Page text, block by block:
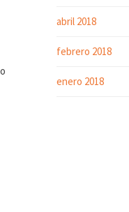
abril 2018
febrero 2018
enero 2018